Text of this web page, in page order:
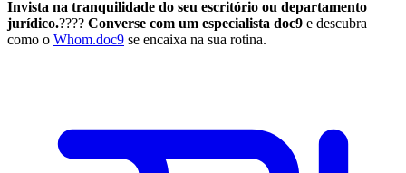
Invista na tranquilidade do seu escritório ou departamento
jurídico.???? Converse com um especialista doc9 e descubra
como o Whom.doc9 se encaixa na sua rotina.